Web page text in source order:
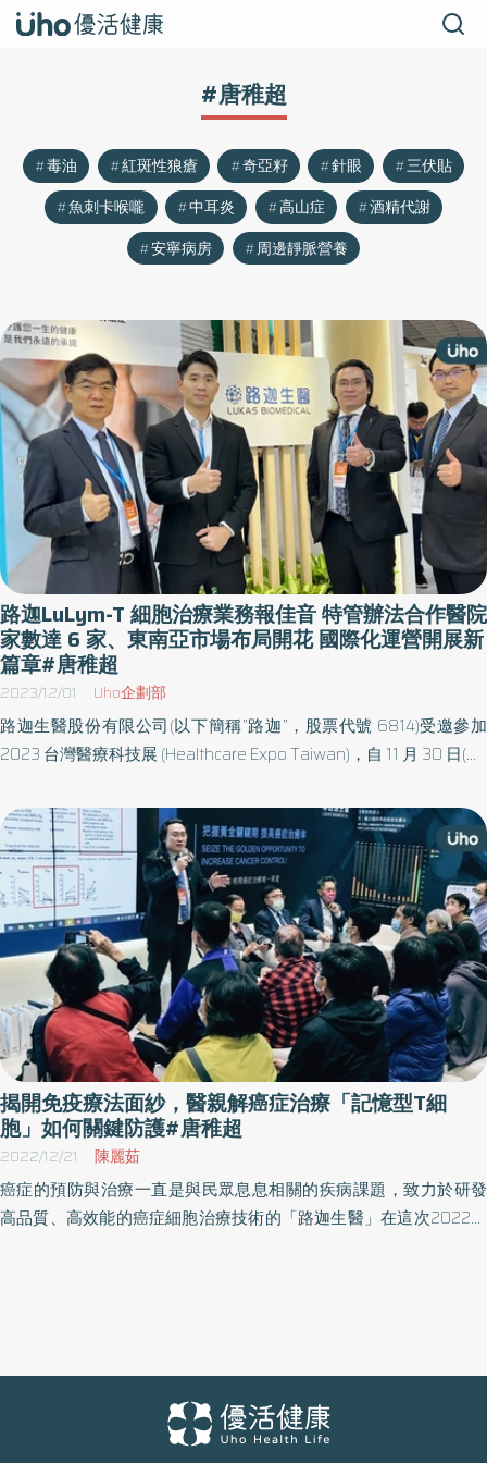
#唐稚超
毒油 紅斑性狼瘡 奇亞籽 針眼
三伏貼
魚刺卡喉嚨
中耳炎 高山症
酒精代謝
安寧病房
周邊靜脈營養
路迦LuLym-T 細胞治療業務報佳音 特管辦法合作醫院
家數達 6 家、東南亞市場布局開花 國際化運營開展新
篇章#唐稚超
2023/12/01 Uho企劃部
路迦生醫股份有限公司(以下簡稱”路迦”，股票代號 6814)受邀參加
2023 台灣醫療科技展 (Healthcare Expo Taiwan)，自 11 月 30 日(四)
盛大舉辦，路迦表示，公司以大規模參展於全齡健康展區，與智慧
健康、預防醫學、無 齡長照產業齊聚，大秀全台唯一具有國際藥證
且適用於實體癌症應用的免疫「LuLym-T 細胞治療技 術」，現場除
安排臨床醫學專家現場提供免費癌症諮詢服務外，亦於 12/1(五)及
12/2(六)下午兩點規 劃兩場健康講座，期許透過醫學技術與細胞科學
等正確知識的教育宣導，倡議提升全民健康適能， 有助路迦持續協
助癌友把握黃金關鍵、控制癌症提早佈局，落實企業 ESG 永續發
展。 路迦目前全力衝刺「LuLym-T」細胞治療事業持續放大，除了
依照《特管辦法》與數家醫院合作 細胞治療施行「自體免疫細胞
（CIK）」治療「第一至第三期實體癌，經標準治療無效」或「實體
癌 第四期」之細胞治療技術施行計畫，涵蓋已通過之合作醫院包共
達 6 所，近一年多來，累計目前個 案治療數已達 35 人次，不僅如
此，路迦今年 10 月更與涵蓋特管法已通過之合作醫院之一的台北榮
民總醫院簽定 1,890 萬之特管法的開口契約，為期 2 年，可見路迦
「LuLym-T」細胞治療成績備受肯 定。 不僅如此，憑藉路迦擁有多
年各種癌別之臨床豐富實務經驗，累積的臨床數據更打造路迦成為
業期刊 Life Science Review 獲亞 洲前 10 大臨床實驗公司之認可。
Life Science Review 為專注於生命科學產業的美國商業和技術雜
誌，發表的文章涵蓋科學、技術和解決方案、生物學等領域的進
揭開免疫療法面紗，醫親解癌症治療「記憶型T細
胞」如何關鍵防護#唐稚超
2022/12/21 陳麗茹
癌症的預防與治療一直是與民眾息息相關的疾病課題，致力於研發
高品質、高效能的癌症細胞治療技術的「路迦生醫」在這次2022年
學進步，這幾年也開始慢慢發展到免疫療法。近期民眾常問到的就
是有一種免疫檢查點抑制劑（PD-1／PD-L1）藥物是如何治療？林水